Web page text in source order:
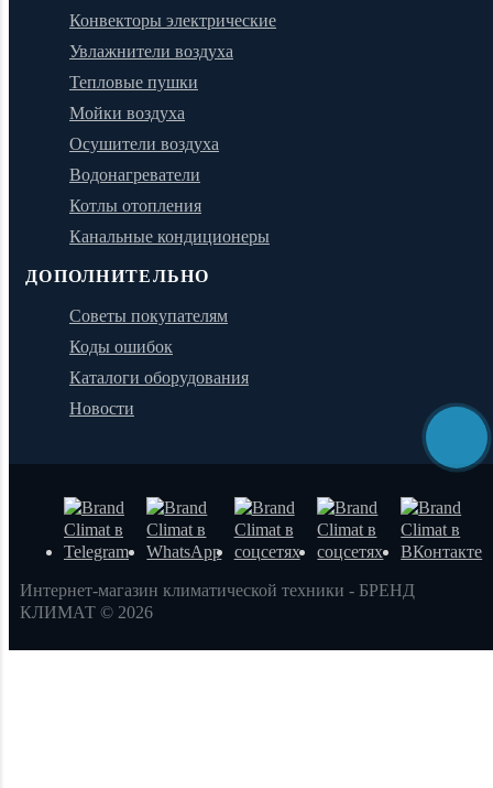
Конвекторы электрические
Увлажнители воздуха
Тепловые пушки
Мойки воздуха
Осушители воздуха
Водонагреватели
Котлы отопления
Канальные кондиционеры
ДОПОЛНИТЕЛЬНО
Советы покупателям
Коды ошибок
Каталоги оборудования
Новости
Интернет-магазин климатической техники - БРЕНД
КЛИМАТ © 2026